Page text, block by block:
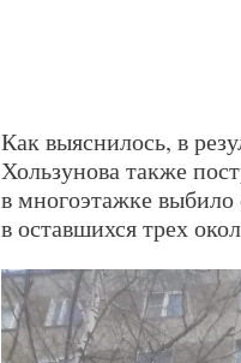
Как выяснилось, в
Хользунова также
в многоэтажке
в оставшихся трех